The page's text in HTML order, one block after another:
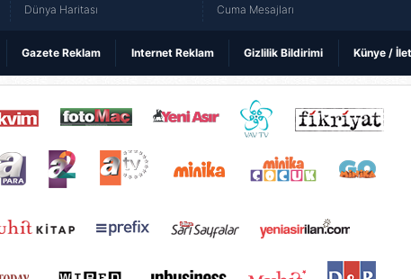
Dünya Haritası
Cuma Mesajları
Gazete Reklam Internet Reklam Gizlilik Bildirimi Künye /